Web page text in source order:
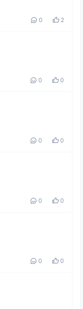
0 2
0 0
0 0
0 0
0 0